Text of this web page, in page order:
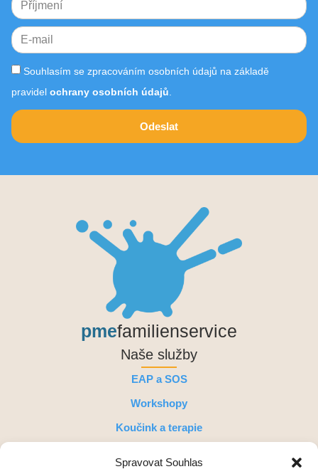
Spravovat Souhlas
Souhlasím se zpracováním osobních údajů na základě
pravidel ochrany osobních údajů
Odeslat
pmefamilienservice
Naše služby
EAP a SOS
Workshopy
Koučink a terapie